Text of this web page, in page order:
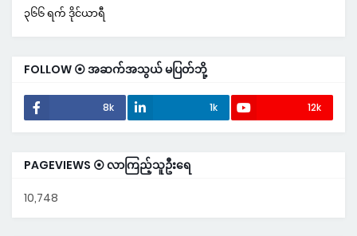
၃၆၆ ရက် ဒိုင်ယာရီ
FOLLOW ⦿ အဆက်အသွယ် မပြတ်ဘို့
8k 1k 12k
PAGEVIEWS ⦿ လာကြည့်သူဦးရေ
10,748